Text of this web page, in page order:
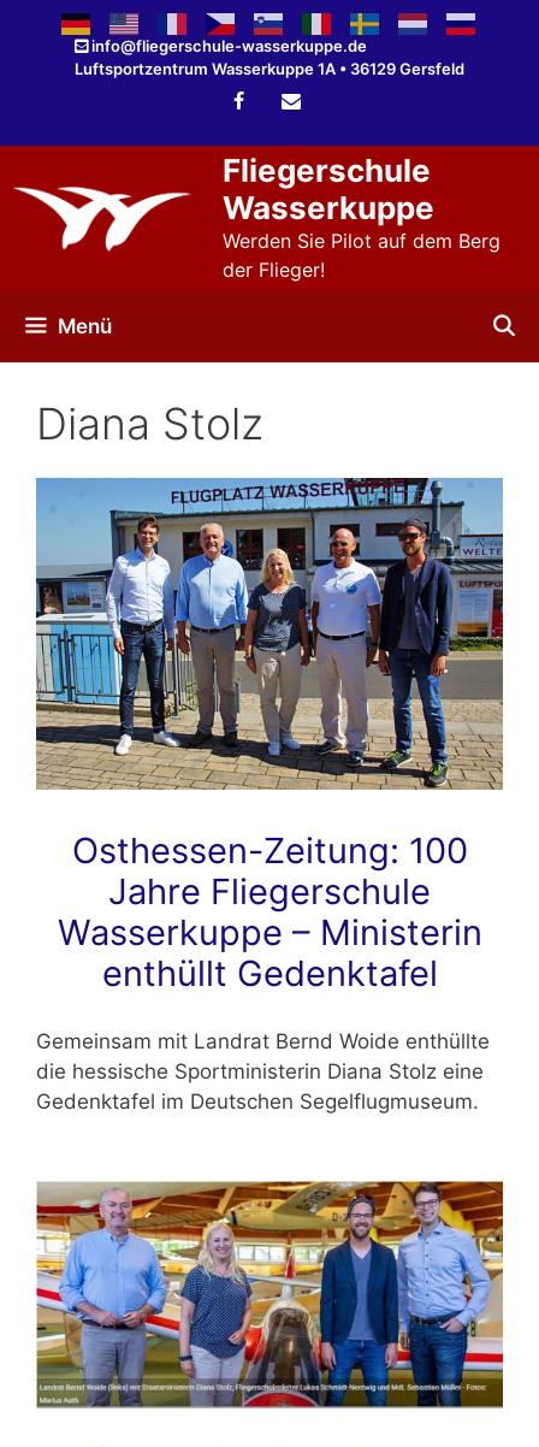
springen
info@fliegerschule-wasserkuppe.de
Luftsportzentrum Wasserkuppe 1A • 36129 Gersfeld
Fliegerschule
Wasserkuppe
Werden Sie Pilot auf dem Berg
der Flieger!
Menü
Diana Stolz
Osthessen-Zeitung: 100
Jahre Fliegerschule
Wasserkuppe – Ministerin
enthüllt Gedenktafel
Gemeinsam mit Landrat Bernd Woide enthüllte
die hessische Sportministerin Diana Stolz eine
Gedenktafel im Deutschen Segelflugmuseum.